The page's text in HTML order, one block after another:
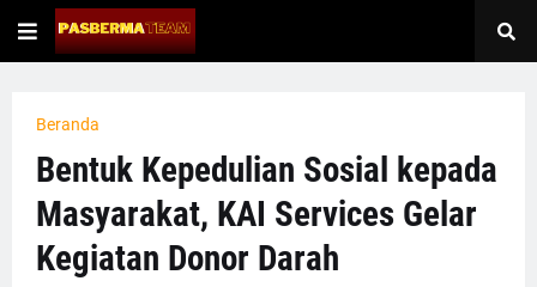
Beranda
Bentuk Kepedulian Sosial kepada
Masyarakat, KAI Services Gelar
Kegiatan Donor Darah